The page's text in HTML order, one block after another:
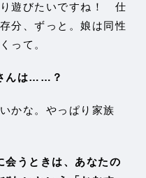
遊びたいですね！ 仕
分、ずっと。娘は同性
って。
んは……？
かな。やっぱり家族
うときは、あなたの